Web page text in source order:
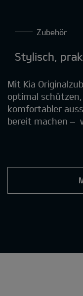
Zubehör
Stylisch,
Mit Kia
optimal
komfortabler
bereit machen –